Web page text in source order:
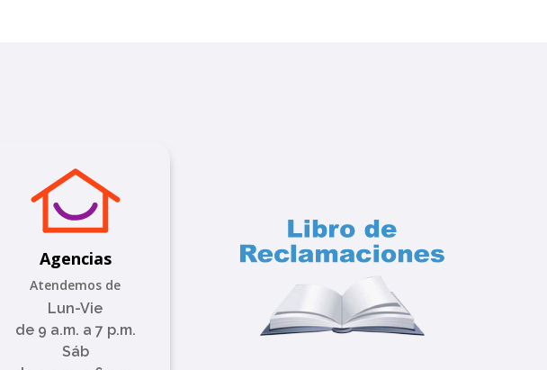
Agencias
Atendemos de
Lun-Vie
de 9 a.m. a 7 p.m.
Sáb